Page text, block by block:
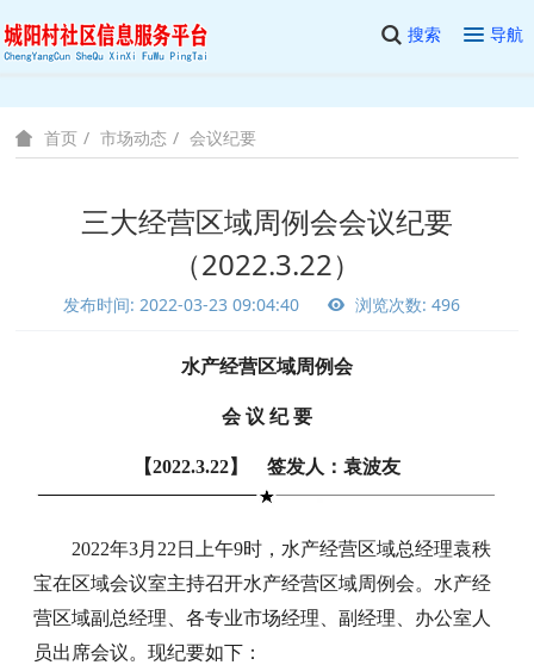
搜索 导航
首页 市场动态 会议纪要
三大经营区域周例会会议纪要
（2022.3.22）
发布时间: 2022-03-23 09:04:40 浏览次数: 496
水产经营区域周例会
会 议 纪 要
【2022.3.22】 签发人：袁波友
2022年3月22日上午9时，水产经营区域总经理袁秩
宝在区域会议室主持召开水产经营区域周例会。水产经
营区域副总经理、各专业市场经理、副经理、办公室人
员出席会议。现纪要如下：